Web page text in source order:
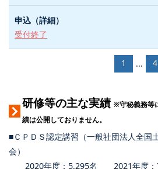
受付終了
1 ... 4
研修等の主な実績 ※守秘義務等
績は公開しておりません。
■ＣＰＤＳ認定講習（一般社団法人全国
会）
2020年度：5,295名 2021年度